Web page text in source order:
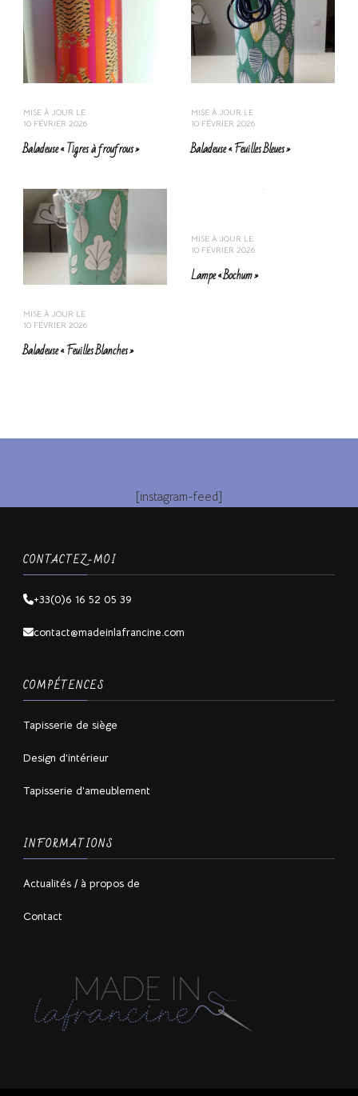
MISE À JOUR LE
10 FÉVRIER 2026
Baladeuse « Tigres à froufrous »
MISE À JOUR LE
10 FÉVRIER 2026
Baladeuse « Feuilles Bleues »
MISE À JOUR LE
10 FÉVRIER 2026
Baladeuse « Feuilles Blanches »
MISE À JOUR LE
10 FÉVRIER 2026
Lampe « Bochum »
[instagram-feed]
CONTACTEZ-MOI
+33(0)6 16 52 05 39
contact@madeinlafrancine.com
COMPÉTENCES
Tapisserie de siège
Design d’intérieur
Tapisserie d’ameublement
INFORMATIONS
Actualités / à propos de
Contact